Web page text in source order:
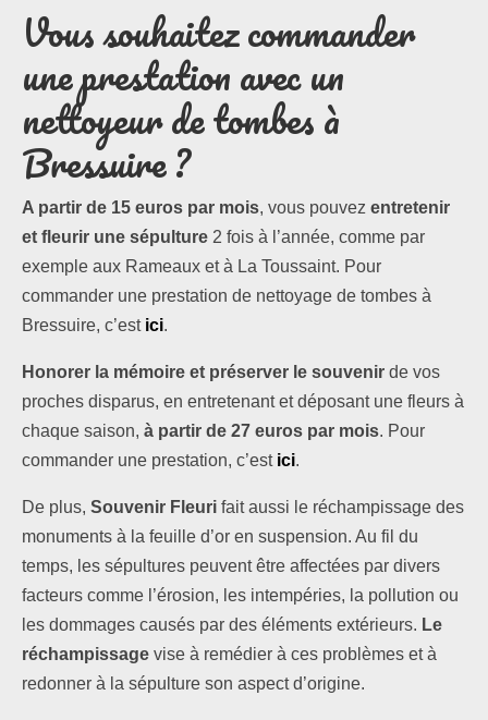
Vous souhaitez commander
une prestation avec un
nettoyeur de tombes à
Bressuire ?
A partir de 15 euros par mois, vous pouvez entretenir
et fleurir une sépulture 2 fois à l’année, comme par
exemple aux Rameaux et à La Toussaint. Pour
commander une prestation de nettoyage de tombes à
Bressuire, c’est ici.
Honorer la mémoire et préserver le souvenir de vos
proches disparus, en entretenant et déposant une fleurs à
chaque saison, à partir de 27 euros par mois. Pour
commander une prestation, c’est ici.
De plus, Souvenir Fleuri fait aussi le réchampissage des
monuments à la feuille d’or en suspension. Au fil du
temps, les sépultures peuvent être affectées par divers
facteurs comme l’érosion, les intempéries, la pollution ou
les dommages causés par des éléments extérieurs. Le
réchampissage vise à remédier à ces problèmes et à
redonner à la sépulture son aspect d’origine.